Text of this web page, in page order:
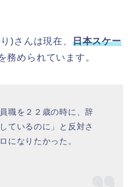
)さんは現在、 日本スケー
務められています。
職を２２歳の時に、辞
ているのに」と反対さ
になりたかった。